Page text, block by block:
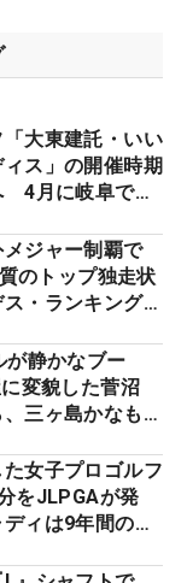
大東建託・いい
ス」の開催時期
4月に岐阜で開
ジャー制覇で
のトップ独走状
・ランキング番
が静かなブー
変貌した菅沼
三ヶ島かなも使
ギア”】
女子プロゴルフ
をJLPGAが発
ィは9年間の立